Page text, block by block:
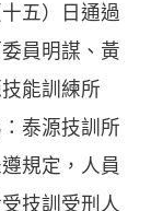
五）日通過
員明謀、黃
能訓練所
泰源技訓所
規定，人員
技訓受刑人